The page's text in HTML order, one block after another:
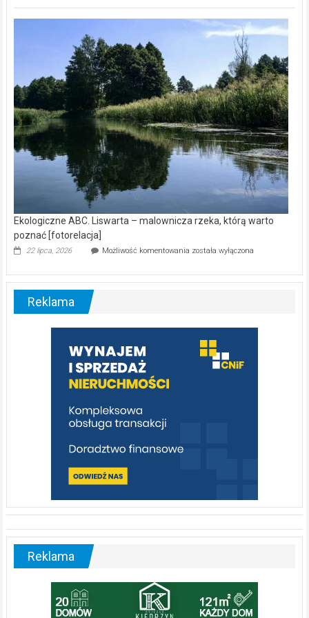
kamerą
wśród
Ekologiczne ABC. Liswarta – malownicza rzeka, którą warto
poznać [fotorelacja]
22 lipca, 2026 Możliwość komentowania Ekologiczne
–
warto
poznać
[fotorelacja]
została wyłączona
Reklama
Reklama